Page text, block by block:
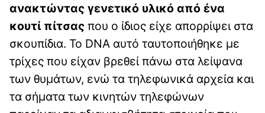
ανακτώντας γενετικό υλικό από ένα
κουτί πίτσας που ο ίδιος είχε απορρίψει στα
σκουπίδια. Το DNA αυτό ταυτοποιήθηκε με
τρίχες που είχαν βρεθεί πάνω στα λείψανα
των θυμάτων, ενώ τα τηλεφωνικά αρχεία και
τα σήματα των κινητών τηλεφώνων